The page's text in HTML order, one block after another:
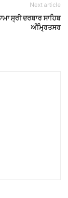
Next article
ਸ੍ਰੀ ਦਰਬਾਰ ਸਾਹਿਬ
ਅੰਮ੍ਰਿਤਸਰ